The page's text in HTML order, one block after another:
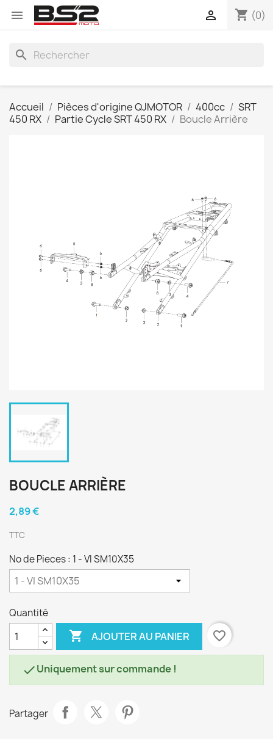
 shopping_cart (0)

search
Accueil Pièces d'origine QJMOTOR 400cc
SRT
450 RX
Partie Cycle SRT 450 RX Boucle Arrière
BOUCLE ARRIÈRE
2,89 €
TTC
No de Pieces : 1 - VI SM10X35
Quantité
 AJOUTER AU PANIER favorite_border
Uniquement sur commande !
Partager